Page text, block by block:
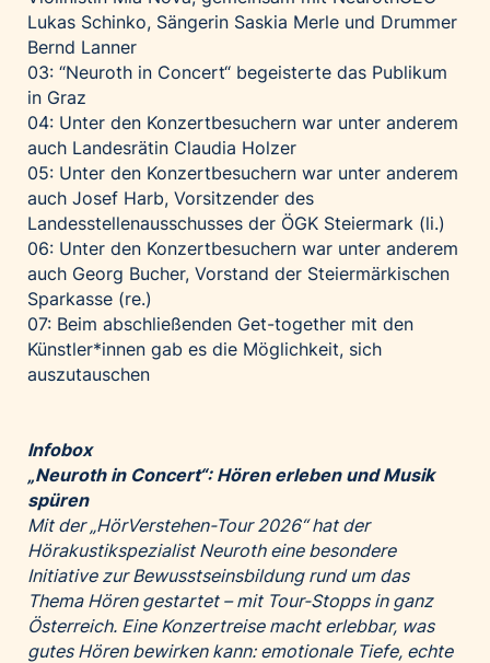
Lukas Schinko, Sängerin Saskia Merle und Drummer
Bernd Lanner
03: “Neuroth in Concert“ begeisterte das Publikum
in Graz
04: Unter den Konzertbesuchern war unter anderem
auch Landesrätin Claudia Holzer
05: Unter den Konzertbesuchern war unter anderem
auch Josef Harb, Vorsitzender des
Landesstellenausschusses der ÖGK Steiermark (li.)
06: Unter den Konzertbesuchern war unter anderem
auch Georg Bucher, Vorstand der Steiermärkischen
Sparkasse (re.)
07: Beim abschließenden Get-together mit den
Künstler*innen gab es die Möglichkeit, sich
auszutauschen
Infobox
„Neuroth in Concert“: Hören erleben und Musik
spüren
Mit der „HörVerstehen-Tour 2026“ hat der
Hörakustikspezialist Neuroth eine besondere
Initiative zur Bewusstseinsbildung rund um das
Thema Hören gestartet – mit Tour-Stopps in ganz
Österreich. Eine Konzertreise macht erlebbar, was
gutes Hören bewirken kann: emotionale Tiefe, echte